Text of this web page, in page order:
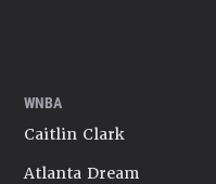
WNBA
Caitlin Clark
Atlanta Dream